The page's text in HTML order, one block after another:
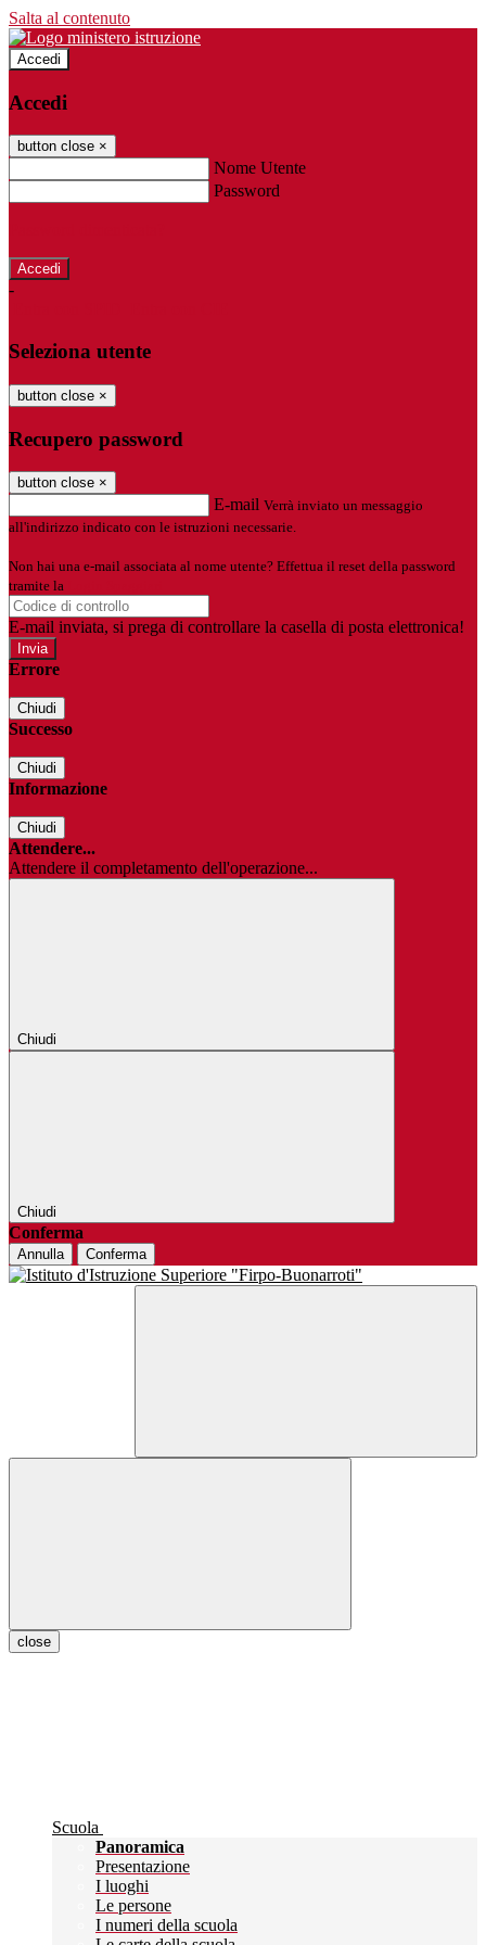
Salta al contenuto
Accedi
Accedi
button close ×
Nome Utente
Password
-
Seleziona utente
button close ×
Recupero password
button close ×
E-mail Verrà inviato un messaggio
all'indirizzo indicato con le istruzioni necessarie.
Non hai una e-mail associata al nome utente? Effettua il reset della password
tramite la
E-mail inviata, si prega di controllare la casella di posta elettronica!
Errore
Chiudi
Successo
Chiudi
Informazione
Chiudi
Attendere...
Attendere il completamento dell'operazione...
Chiudi
Chiudi
Conferma
Annulla Conferma
close
Scuola
Panoramica
Presentazione
I luoghi
Le persone
I numeri della scuola